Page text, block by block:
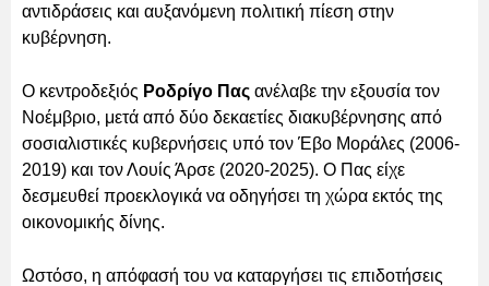
αντιδράσεις και αυξανόμενη πολιτική πίεση στην
κυβέρνηση.
Ο κεντροδεξιός Ροδρίγο Πας ανέλαβε την εξουσία τον
Νοέμβριο, μετά από δύο δεκαετίες διακυβέρνησης από
σοσιαλιστικές κυβερνήσεις υπό τον Έβο Μοράλες (2006-
2019) και τον Λουίς Άρσε (2020-2025). Ο Πας είχε
δεσμευθεί προεκλογικά να οδηγήσει τη χώρα εκτός της
οικονομικής δίνης.
Ωστόσο, η απόφασή του να καταργήσει τις επιδοτήσεις